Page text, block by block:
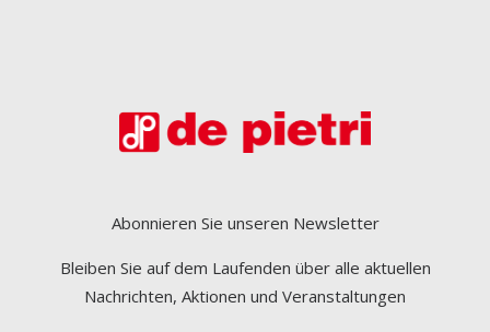
Abonnieren Sie unseren Newsletter
Bleiben Sie auf dem Laufenden über alle aktuellen
Nachrichten, Aktionen und Veranstaltungen